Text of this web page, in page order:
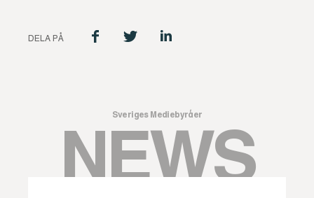
DELA PÅ
Sveriges Mediebyråer
NEWS